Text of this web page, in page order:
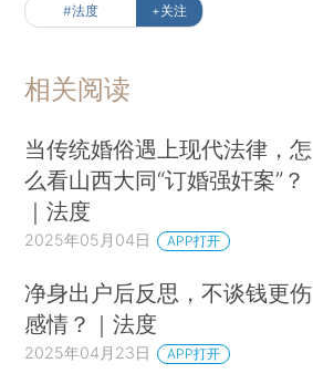
#法度 +关注
相关阅读
当传统婚俗遇上现代法律，怎
么看山西大同“订婚强奸案”？
｜法度
2025年05月04日 APP打开
净身出户后反思，不谈钱更伤
感情？｜法度
2025年04月23日 APP打开